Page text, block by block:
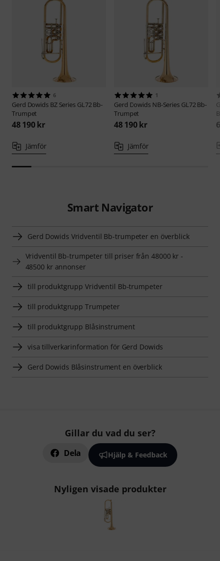
6
Gerd Dowids BZ Series GL72 Bb-
Trumpet
48 190 kr
Jämför
1
Gerd Dowids NB-Series GL72 Bb-
Trumpet
48 190 kr
Jämför
Smart Navigator
Gerd Dowids Vridventil Bb-trumpeter en överblick
Vridventil Bb-trumpeter till priser från 48000 kr -
48500 kr annonser
till produktgrupp Vridventil Bb-trumpeter
till produktgrupp Trumpeter
till produktgrupp Blåsinstrument
visa tillverkarinformation för Gerd Dowids
Gerd Dowids Blåsinstrument en överblick
Gillar du vad du ser?
Dela Hjälp & Feedback
Nyligen visade produkter